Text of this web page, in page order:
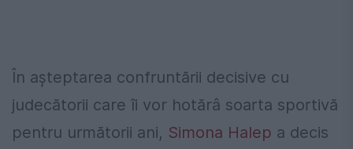
În așteptarea confruntării decisive cu
judecătorii care îi vor hotărâ soarta sportivă
pentru următorii ani, Simona Halep a decis